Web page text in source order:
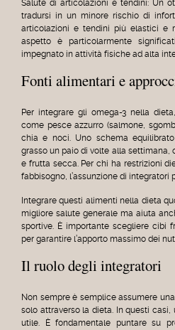
Salute di articolazioni e tendini: Un
tradursi in un minore rischio di
articolazioni e tendini più elastici e
aspetto è particolarmente
impegnato in attività fisiche ad alta
Fonti alimentari e
Per integrare gli omega-3 nella
come pesce azzurro (salmone,
chia e noci. Uno schema
grasso un paio di volte alla settimana,
e frutta secca. Per chi ha restrizioni
fabbisogno, l’assunzione di integratori
Integrare questi alimenti nella dieta
migliore salute generale ma aiuta
sportive. È importante scegliere cibi
per garantire l’apporto massimo dei
Il ruolo degli integratori
Non sempre è semplice assumere
solo attraverso la dieta. In questi
utile. È fondamentale puntare su